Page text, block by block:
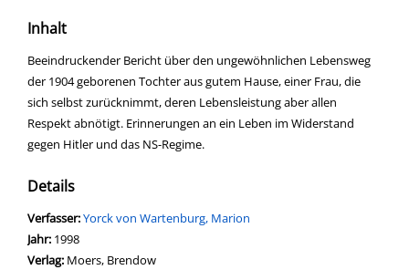
Inhalt
Beeindruckender Bericht über den ungewöhnlichen Lebensweg
der 1904 geborenen Tochter aus gutem Hause, einer Frau, die
sich selbst zurücknimmt, deren Lebensleistung aber allen
Respekt abnötigt. Erinnerungen an ein Leben im Widerstand
gegen Hitler und das NS-Regime.
Details
Verfasser:Suche nach diesem Verfasser
Yorck von Wartenburg, Marion
Jahr: 1998
Verlag: Moers, Brendow